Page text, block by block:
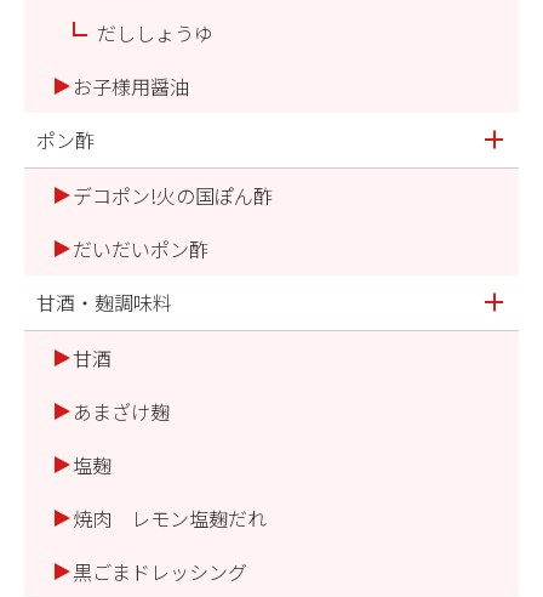
だししょうゆ
お子様用醤油
ポン酢
デコポン!火の国ぽん酢
だいだいポン酢
甘酒・麹調味料
甘酒
あまざけ麹
塩麹
焼肉 レモン塩麹だれ
黒ごまドレッシング